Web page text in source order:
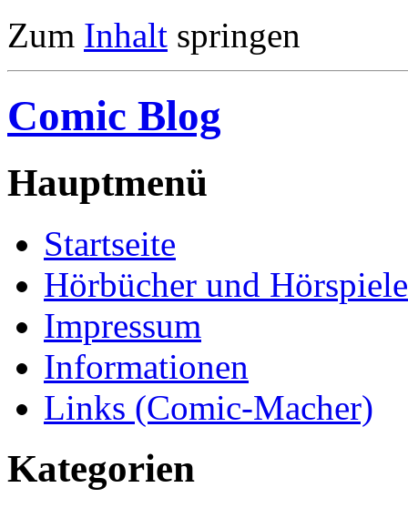
Zum Inhalt springen
Comic Blog
Hauptmenü
Startseite
Hörbücher und Hörspiele
Impressum
Informationen
Links (Comic-Macher)
Kategorien